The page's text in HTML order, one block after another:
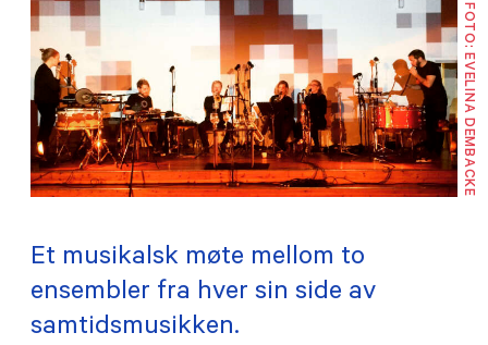
TILSKUDD
MEDLEMSKAP
PRAKTISK INFORMASJON FOTO: EVELINA DEMBACKE
Et musikalsk møte mellom to
ensembler fra hver sin side av
samtidsmusikken.